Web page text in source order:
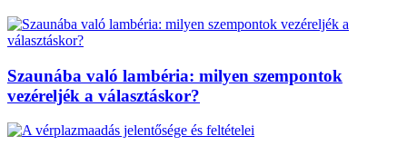
Szaunába való lambéria: milyen szempontok
vezéreljék a választáskor?